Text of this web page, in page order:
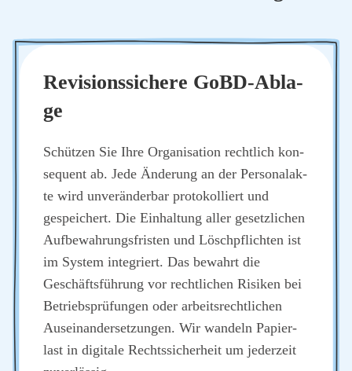
Revi­si­ons­si­che­re GoBD-Abla­
ge
Schüt­zen Sie Ihre Orga­ni­sa­ti­on recht­lich kon­
se­quent ab. Jede Ände­rung an der Per­so­nal­ak­
te wird unver­än­der­bar pro­to­kol­liert und
gespei­chert. Die Ein­hal­tung aller gesetz­li­chen
Auf­be­wah­rungs­fris­ten und Lösch­pflich­ten ist
im Sys­tem inte­griert. Das bewahrt die
Geschäfts­füh­rung vor recht­li­chen Risi­ken bei
Betriebs­prü­fun­gen oder arbeits­recht­li­chen
Aus­ein­an­der­set­zun­gen. Wir wan­deln Papier­
last in digi­ta­le Rechts­si­cher­heit um jeder­zeit